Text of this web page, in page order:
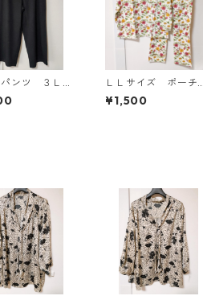
パンツ ３Ｌ
ク KAE-4697
ＬＬサイズ ポーチ付
き 綿１００％ 花
柄 トラベルパジャ
¥1,500